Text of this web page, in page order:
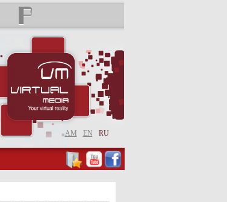
AM EN RU